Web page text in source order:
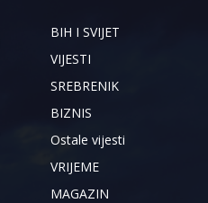
BIH I SVIJET
VIJESTI
SREBRENIK
BIZNIS
Ostale vijesti
VRIJEME
MAGAZIN